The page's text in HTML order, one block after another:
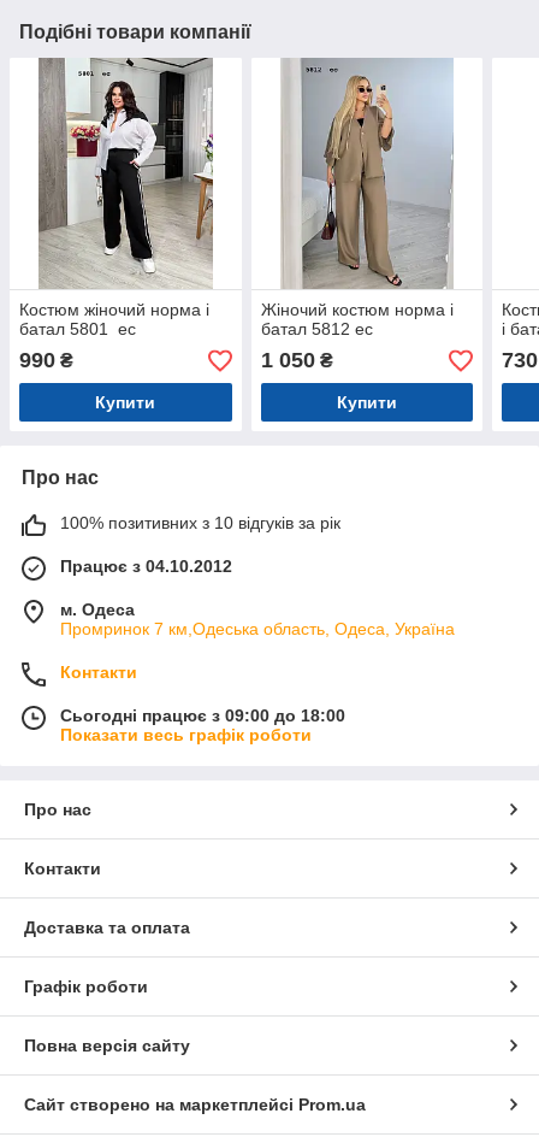
Подібні товари компанії
Костюм жіночий норма і
батал 5801 ес
990 ₴
Купити
Жіночий костюм норма і
батал 5812 ес
1 050₴
Купити
і
730
Про нас
100% позитивних з 10 відгуків за рік
Працює з 04.10.2012
м. Одеса
Промринок 7 км,Одеська область, Одеса, Україна
Контакти
Сьогодні працює з 09:00 до 18:00
Показати весь графік роботи
Про нас
Контакти
Доставка та оплата
Графік роботи
Повна версія сайту
Сайт створено на маркетплейсі Prom.ua